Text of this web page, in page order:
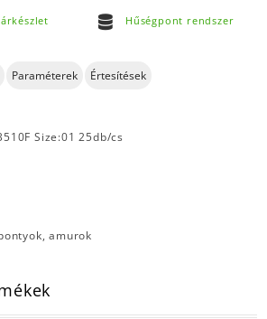
Hűségpont rendszer
Paraméterek Értesítések
Size:01 25db/cs
amurok